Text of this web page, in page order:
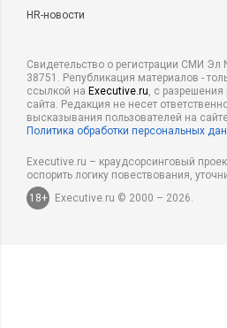
HR-новости
Свидетельство о регистрации СМИ Эл
38751. Републикация материалов -
ссылкой на Executive.ru, с разрешения
сайта. Редакция не несет
высказывания пользователей на
Политика обработки персональных
Executive.ru – краудсорсинговый
оспорить логику повествования,
18+
Executive.ru © 2000 – 2026.